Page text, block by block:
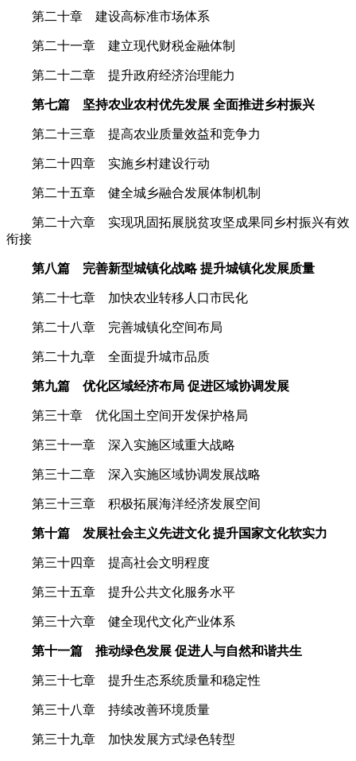
第二十章 建设高标准市场体系
第二十一章 建立现代财税金融体制
第二十二章 提升政府经济治理能力
第七篇 坚持农业农村优先发展 全面推进乡村振兴
第二十三章 提高农业质量效益和竞争力
第二十四章 实施乡村建设行动
第二十五章 健全城乡融合发展体制机制
第二十六章 实现巩固拓展脱贫攻坚成果同乡村振兴有效
衔接
第八篇 完善新型城镇化战略 提升城镇化发展质量
第二十七章 加快农业转移人口市民化
第二十八章 完善城镇化空间布局
第二十九章 全面提升城市品质
第九篇 优化区域经济布局 促进区域协调发展
第三十章 优化国土空间开发保护格局
第三十一章 深入实施区域重大战略
第三十二章 深入实施区域协调发展战略
第三十三章 积极拓展海洋经济发展空间
第十篇 发展社会主义先进文化 提升国家文化软实力
第三十四章 提高社会文明程度
第三十五章 提升公共文化服务水平
第三十六章 健全现代文化产业体系
第十一篇 推动绿色发展 促进人与自然和谐共生
第三十七章 提升生态系统质量和稳定性
第三十八章 持续改善环境质量
第三十九章 加快发展方式绿色转型